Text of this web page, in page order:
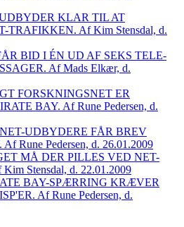
KLAR TIL AT
TRAFIKKEN. Af Kim Stensdal, d.
BID I ÉN UD AF SEKS TELE-
Af Mads Elkær, d.
FORSKNINGSNET ER
BAY. Af Rune Pedersen, d.
NET-UDBYDERE FÅR BREV
Rune Pedersen, d. 26.01.2009
MÅ DER PILLES VED NET-
Stensdal, d. 22.01.2009
BAY-SPÆRRING KRÆVER
Af Rune Pedersen, d.